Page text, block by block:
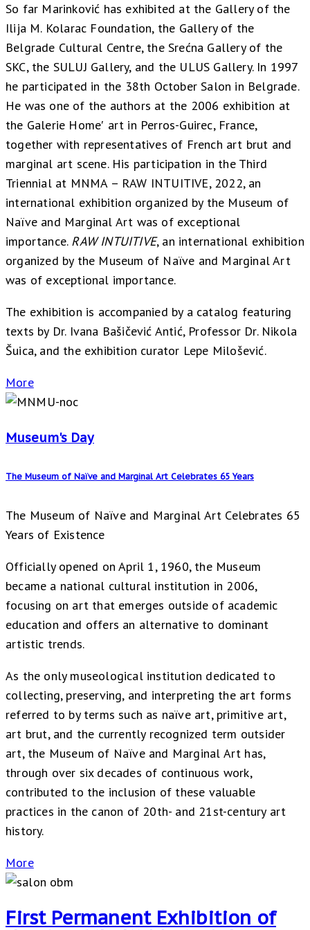
So far Marinković has exhibited at the Gallery of the
Ilija M. Kolarac Foundation, the Gallery of the
Belgrade Cultural Centre, the Srećna Gallery of the
SKC, the SULUJ Gallery, and the ULUS Gallery. In 1997
he participated in the 38th October Salon in Belgrade.
He was one of the authors at the 2006 exhibition at
the Galerie Home′ art in Perros-Guirec, France,
together with representatives of French art brut and
marginal art scene. His participation in the Third
Triennial at MNMA – RAW INTUITIVE, 2022, an
international exhibition organized by the Museum of
Naïve and Marginal Art was of exceptional
importance. RAW INTUITIVE, an international exhibition
organized by the Museum of Naïve and Marginal Art
was of exceptional importance.
The exhibition is accompanied by a catalog featuring
texts by Dr. Ivana Bašičević Antić, Professor Dr. Nikola
Šuica, and the exhibition curator Lepe Milošević.
More
Museum's Day
The Museum of Naïve and Marginal Art Celebrates 65 Years
The Museum of Naïve and Marginal Art Celebrates 65
Years of Existence
Officially opened on April 1, 1960, the Museum
became a national cultural institution in 2006,
focusing on art that emerges outside of academic
education and offers an alternative to dominant
artistic trends.
As the only museological institution dedicated to
collecting, preserving, and interpreting the art forms
referred to by terms such as naïve art, primitive art,
art brut, and the currently recognized term outsider
art, the Museum of Naïve and Marginal Art has,
through over six decades of continuous work,
contributed to the inclusion of these valuable
practices in the canon of 20th- and 21st-century art
history.
More
First Permanent Exhibition of